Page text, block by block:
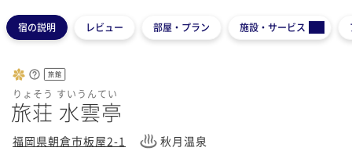
宿の説明 レビュー 部屋・プラン 施設・サービス
旅館
りょそう すいうんてい
旅荘 水雲亭
福岡県朝倉市板屋2-1 秋月温泉